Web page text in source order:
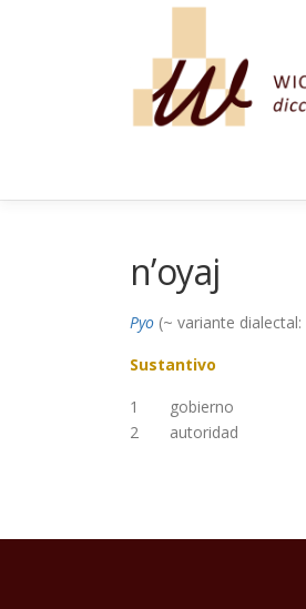
n’oyaj
Pyo (~ variante dialectal:
Sustantivo
1
gobierno
2
autoridad